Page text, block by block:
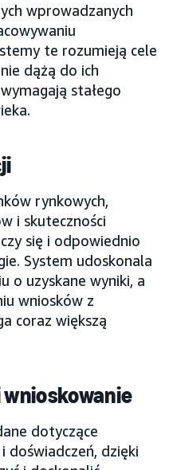
wprowadzanych
te rozumieją cele
dążą do ich
stałego
rynkowych,
i skuteczności
się i odpowiednio
System udoskonala
o uzyskane wyniki, a
wniosków z
coraz większą
dotyczące
doświadczeń, dzięki